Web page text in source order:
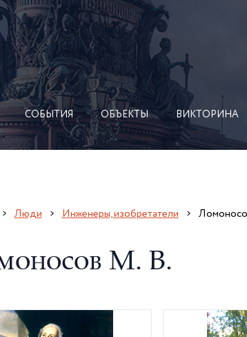
СОБЫТИЯ ОБЪЕКТЫ ВИКТОРИНА
Люди Инженеры, изобретатели
М. В.